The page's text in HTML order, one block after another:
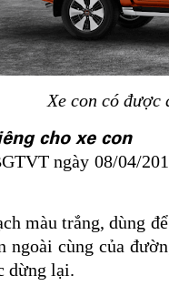
Xe con có được
cho xe con
ngày 08/04/
màu trắng, dùng
ngoài cùng của
dừng lại.